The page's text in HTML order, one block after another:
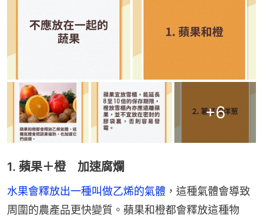
+6
1. 蘋果＋橙 加速腐爛
水果會釋放出一種叫做乙烯的氣體 ，這種氣體會導致
周圍的農產品更快變質。蘋果和橙都會釋放這種物